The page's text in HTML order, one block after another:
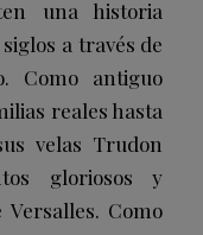
una historia
a través de
Como antiguo
reales hasta
velas Trudon
gloriosos y
Como